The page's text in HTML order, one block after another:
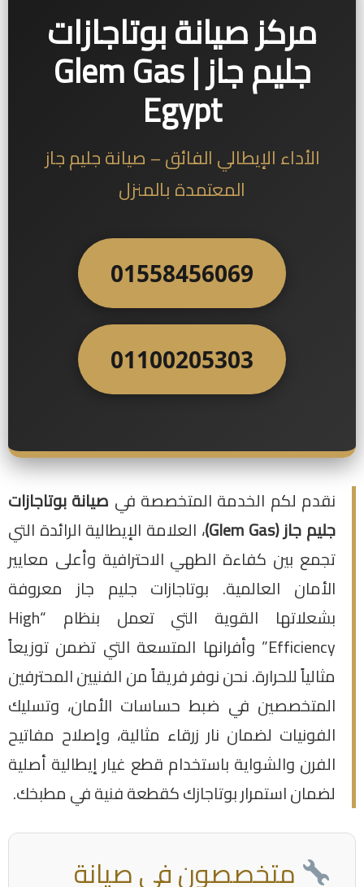
مركز صيانة بوتاجازات
جليم جاز | Glem Gas
Egypt
الأداء الإيطالي الفائق – صيانة جليم جاز
المعتمدة بالمنزل
01558456069
01100205303
نقدم لكم الخدمة المتخصصة في صيانة بوتاجازات
جليم جاز (Glem Gas)
، العلامة الإيطالية الرائدة التي
تجمع بين كفاءة الطهي الاحترافية وأعلى معايير
الأمان العالمية. بوتاجازات جليم جاز معروفة
بشعلاتها القوية التي تعمل بنظام “High
Efficiency” وأفرانها المتسعة التي تضمن توزيعاً
مثالياً للحرارة. نحن نوفر فريقاً من الفنيين المحترفين
المتخصصين في ضبط حساسات الأمان، وتسليك
الفونيات لضمان نار زرقاء مثالية، وإصلاح مفاتيح
الفرن والشواية باستخدام قطع غيار إيطالية أصلية
لضمان استمرار بوتاجازك كقطعة فنية في مطبخك.
متخصصون في صيانة